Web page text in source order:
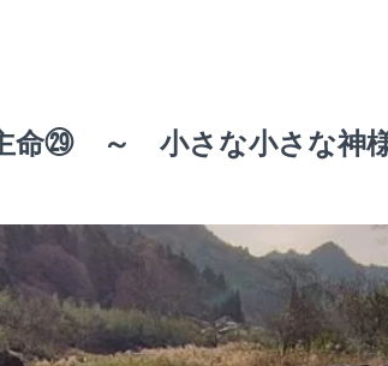
命㉙ ～ 小さな小さな神